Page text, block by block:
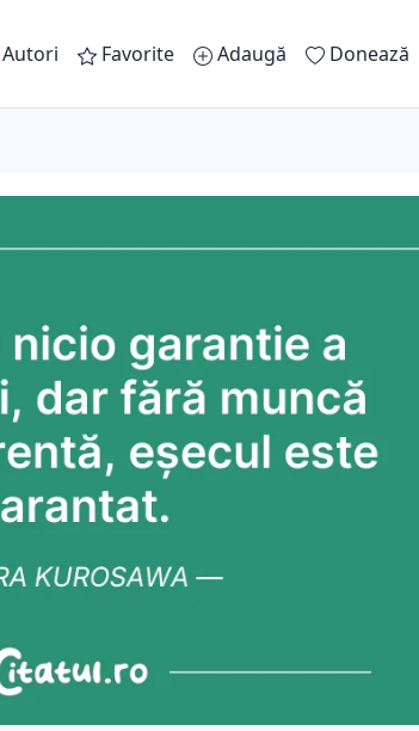
Autori Favorite Adaugă Donează